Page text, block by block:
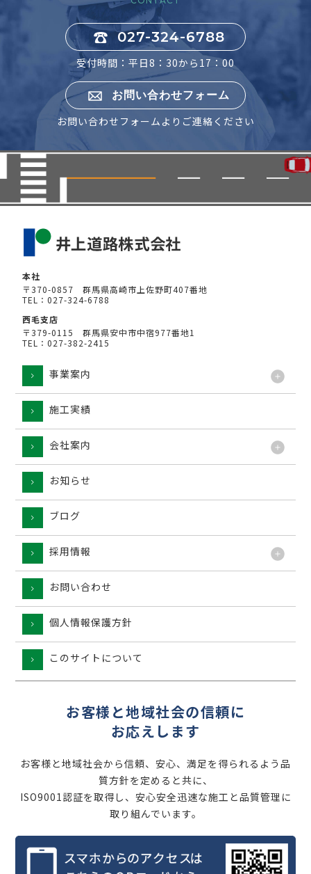
027-324-6788
受付時間：平日8：30から17：00
お問い合わせフォーム
お問い合わせフォームよりご連絡ください
本社
〒370-0857 群馬県高崎市上佐野町407番地
TEL：027-324-6788
西毛支店
〒379-0115 群馬県安中市中宿977番地1
TEL：027-382-2415
事業案内
施工実績
会社案内
お知らせ
ブログ
採用情報
お問い合わせ
個人情報保護方針
このサイトについて
お客様と地域社会の信頼に
お応えします
お客様と地域社会から信頼、安心、満足を得られるよう品
質方針を定めると共に、
ISO9001認証を取得し、安心安全迅速な施工と品質管理に
取り組んでいます。